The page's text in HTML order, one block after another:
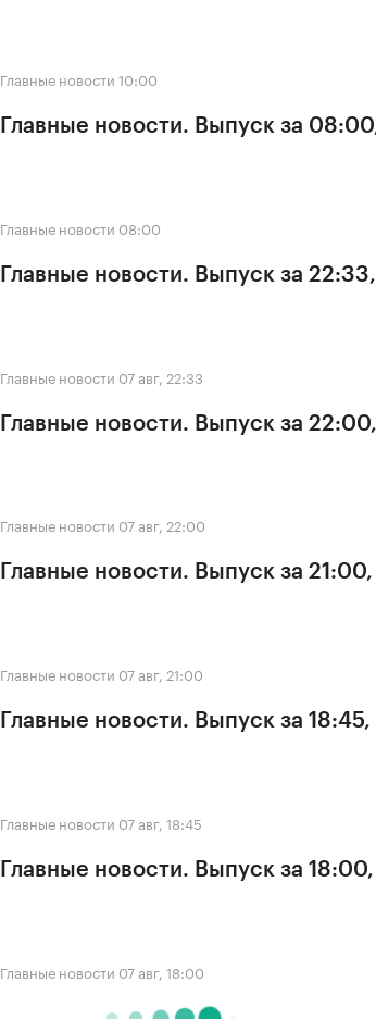
Главные новости 10:00
Главные новости. Выпуск за
Главные новости 08:00
Главные новости. Выпуск за
Главные новости 07 авг, 22:33
Главные новости. Выпуск за
Главные новости 07 авг, 22:00
Главные новости. Выпуск за
Главные новости 07 авг, 21:00
Главные новости. Выпуск за
Главные новости 07 авг, 18:45
Главные новости. Выпуск за
Главные новости 07 авг, 18:00